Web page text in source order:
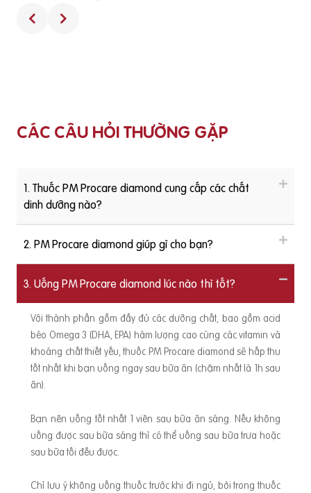
CÁC CÂU HỎI THƯỜNG GẶP
1. Thuốc PM Procare diamond cung cấp các chất
dinh dưỡng nào?
2. PM Procare diamond giúp gì cho bạn?
3. Uống PM Procare diamond lúc nào thì tốt?
Với thành phần gồm đầy đủ các dưỡng chất, bao gồm acid
béo Omega 3 (DHA, EPA) hàm lượng cao cùng các vitamin và
khoáng chất thiết yếu, thuốc PM Procare diamond sẽ hấp thu
tốt nhất khi bạn uống ngay sau bữa ăn (chậm nhất là 1h sau
ăn).
Bạn nên uống tốt nhất 1 viên sau bữa ăn sáng. Nếu không
uống được sau bữa sáng thì có thể uống sau bữa trưa hoặc
sau bữa tối đều được.
Chỉ lưu ý không uống thuốc trước khi đi ngủ, bởi trong thuốc